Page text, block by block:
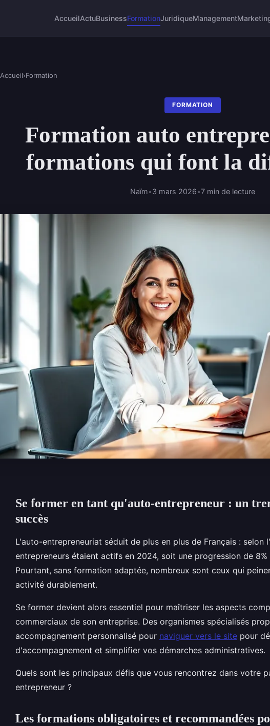
AccueilActuBusinessFormationJuridiqueManagement
Accueil›Formation
FORMATION
Formation auto
formations qui font la
Naïm•3 mars 2026•7 min de lecture
Se former en tant qu'auto-entrepreneur : un
succès
L'auto-entrepreneuriat séduit de plus en plus de Français : selon
entrepreneurs étaient actifs en 2024, soit une progression de
Pourtant, sans formation adaptée, nombreux sont ceux qui
activité durablement.
Se former devient alors essentiel pour maîtriser les aspects
commerciaux de son entreprise. Des organismes spécialisés
accompagnement personnalisé pour naviguer vers le site pour
d'accompagnement et simplifier vos démarches administratives.
Quels sont les principaux défis que vous rencontrez dans votre
entrepreneur ?
Les formations obligatoires et recommandées